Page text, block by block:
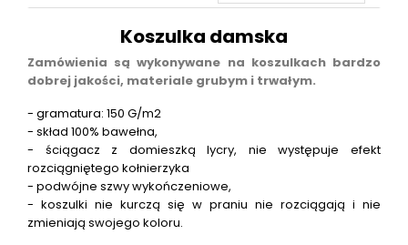
Koszulka damska
Zamówienia są wykonywane na koszulkach bardzo
dobrej jakości, materiale grubym i trwałym.
- gramatura: 150 G/m2
- skład 100% bawełna,
- ściągacz z domieszką lycry, nie występuje efekt
rozciągniętego kołnierzyka
- podwójne szwy wykończeniowe,
- koszulki nie kurczą się w praniu nie rozciągają i nie
zmieniają swojego koloru.